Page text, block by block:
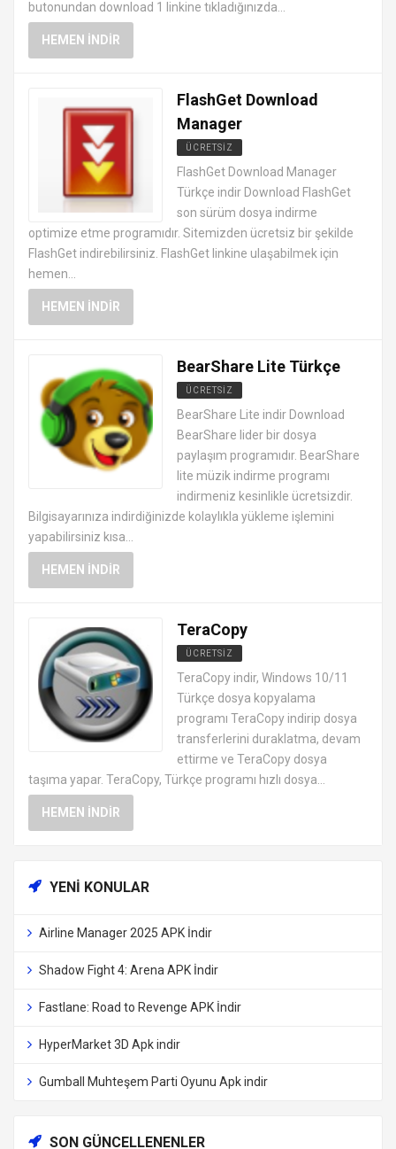
butonundan download 1 linkine tıkladığınızda...
HEMEN İNDIR
FlashGet Download
Manager
ÜCRETSIZ
DOSYA TRANSFER PROGRAMLARI
FlashGet Download Manager
Türkçe indir Download FlashGet
son sürüm dosya indirme
optimize etme programıdır. Sitemizden ücretsiz bir şekilde
FlashGet indirebilirsiniz. FlashGet linkine ulaşabilmek için
hemen...
HEMEN İNDIR
BearShare Lite Türkçe
ÜCRETSIZ
DOSYA TRANSFER PROGRAMLARI
BearShare Lite indir Download
BearShare lider bir dosya
paylaşım programıdır. BearShare
lite müzik indirme programı
indirmeniz kesinlikle ücretsizdir.
Bilgisayarınıza indirdiğinizde kolaylıkla yükleme işlemini
yapabilirsiniz kısa...
HEMEN İNDIR
TeraCopy
ÜCRETSIZ
DOSYA TRANSFER PROGRAMLARI
TeraCopy indir, Windows 10/11
Türkçe dosya kopyalama
programı TeraCopy indirip dosya
transferlerini duraklatma, devam
ettirme ve TeraCopy dosya
taşıma yapar. TeraCopy, Türkçe programı hızlı dosya...
HEMEN İNDIR
YENI KONULAR
Airline Manager 2025 APK İndir
Shadow Fight 4: Arena APK İndir
Fastlane: Road to Revenge APK İndir
HyperMarket 3D Apk indir
Gumball Muhteşem Parti Oyunu Apk indir
SON GÜNCELLENENLER